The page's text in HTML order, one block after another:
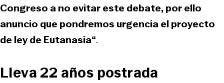
Congreso a no evitar este debate, por ello
anuncio que pondremos urgencia el proyecto
de ley de Eutanasia“.
Lleva 22 años postrada